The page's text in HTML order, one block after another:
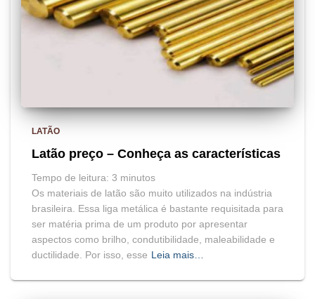
LATÃO
Latão preço – Conheça as características
Tempo de leitura: 3 minutos
Os materiais de latão são muito utilizados na indústria
brasileira. Essa liga metálica é bastante requisitada para
ser matéria prima de um produto por apresentar
aspectos como brilho, condutibilidade, maleabilidade e
ductilidade. Por isso, esse Leia mais…